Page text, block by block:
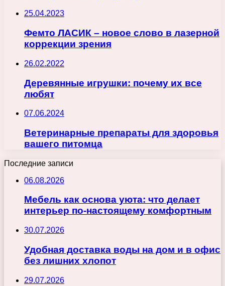
25.04.2023
Фемто ЛАСИК – новое слово в лазерной
коррекции зрения
26.02.2022
Деревянные игрушки: почему их все
любят
07.06.2024
Ветеринарные препараты для здоровья
вашего питомца
Последние записи
06.08.2026
Мебель как основа уюта: что делает
интерьер по-настоящему комфортным
30.07.2026
Удобная доставка воды на дом и в офис
без лишних хлопот
29.07.2026